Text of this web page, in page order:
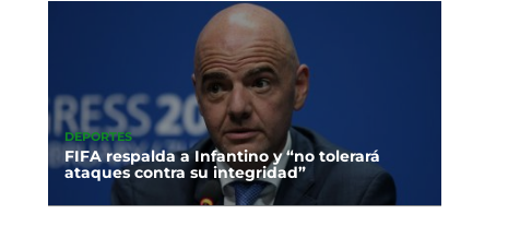
DEPORTES
FIFA respalda a Infantino y “no tolerará
ataques contra su integridad”